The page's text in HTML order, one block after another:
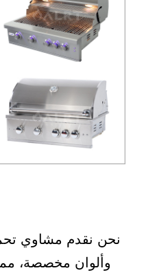
نحن نقدم مشاوي
وألوان مخصصة،